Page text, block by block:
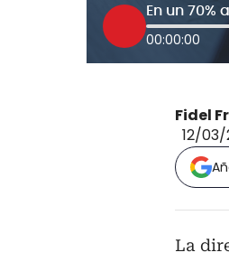
En un
00:00:00
Fidel
12/03/
La